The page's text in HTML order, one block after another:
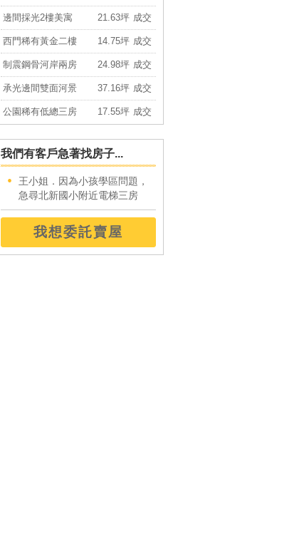
西門稀有黃金二樓 14.75坪 成交
制震鋼骨河岸兩房 24.98坪 成交
承光邊間雙面河景 37.16坪 成交
公園稀有低總三房 17.55坪 成交
萬大低總美妝小宅 12.83坪 成交
寶興精美屋況佳 23.80坪
力麒御品美妝3房 78.48坪 成交
專任明治府大樓 31.96坪
鋼骨捷運景觀套房 21.33坪 成交
我們有客戶急著找房子...
王小姐．因為小孩學區問題，
急尋北新國小附近電梯三房
我想委託賣屋